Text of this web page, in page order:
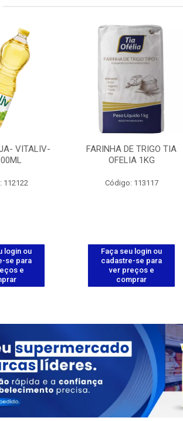
VITALIV-
112122
login ou
se para
e
FARINHA DE TRIGO TIA
OFELIA 1KG
Código: 113117
Faça seu login ou
cadastre-se para
ver preços e
comprar